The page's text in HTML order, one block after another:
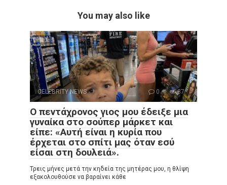
You may also like
CELEBRITY NEWS 0 87
Ο πεντάχρονος γιος μου έδειξε μια
γυναίκα στο σούπερ μάρκετ και
είπε: «Αυτή είναι η κυρία που
έρχεται στο σπίτι μας όταν εσύ
είσαι στη δουλειά».
Τρεις μήνες μετά την κηδεία της μητέρας μου, η θλίψη
εξακολουθούσε να βαραίνει κάθε